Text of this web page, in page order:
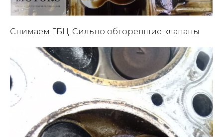
Снимаем ГБЦ. Сильно обгоревшие клапаны